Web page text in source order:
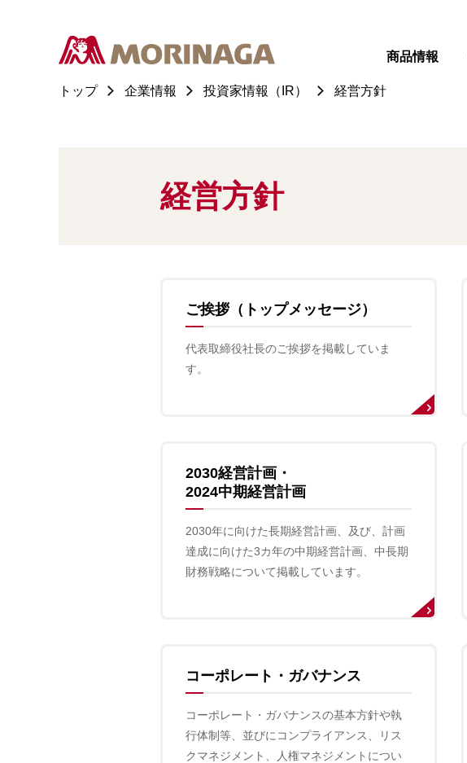
商品情報
トップ 企業情報 投資家情報（IR） 経営方針
経営方針
ご挨拶（トップメッセージ）
代表取締役社長のご挨拶を掲載していま
す。
2030経営計画・
2024中期経営計画
2030年に向けた長期経営計画、及び、計画
達成に向けた3カ年の中期経営計画、中長期
財務戦略について掲載しています。
コーポレート・ガバナンス
コーポレート・ガバナンスの基本方針や執
行体制等、並びにコンプライアンス、リス
クマネジメント、人権マネジメントについ